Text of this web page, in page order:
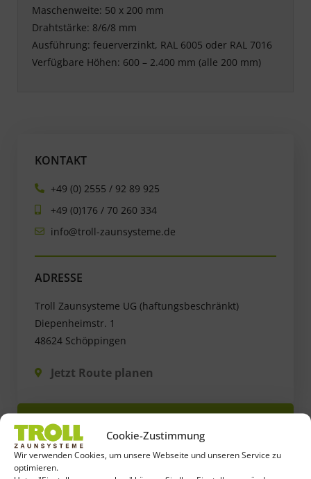
Cookie-Zustimmung
Wir verwenden Cookies, um unsere Webseite und unseren Service zu
optimieren.
Maschenweite: 50 x 200 mm
Drahtstärke: 8/6/8 mm
Ausführung: feuerverzinkt, RAL 6005 oder RAL 7016
Verfügbare Höhen: 600 – 2.400 mm (alle 200 mm)
KONTAKT
+49 (0) 2555 / 92 89 925
+49 (0)176 / 70 260 334
info@troll-zaunsysteme.de
ADRESSE
Troll Zaunsysteme UG (haftungsbeschränkt)
Diepenheimstr. 1
48624 Schöppingen
Jetzt Route planen
Noch nicht gefunden wonach Sie suchen?
Kein Problem! Mit dem Zaunkonfigurator von mein-